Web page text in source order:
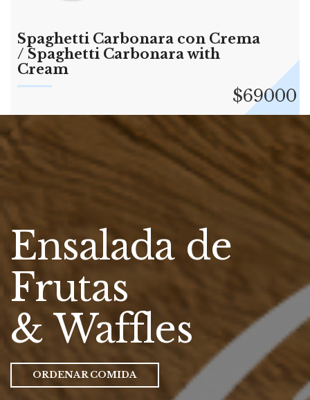
Spaghetti Carbonara con Crema
/ Spaghetti Carbonara with
Cream
$69000
Ensalada de
Frutas
& Waffles
ORDENAR COMIDA